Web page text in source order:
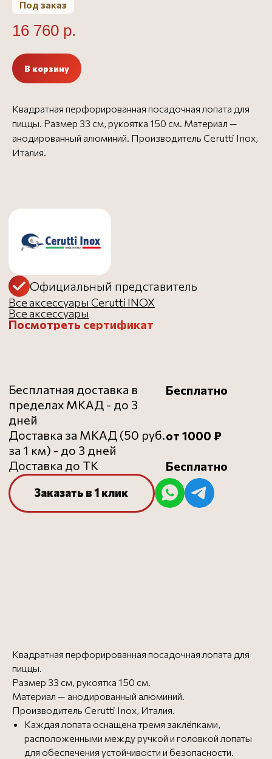
Под заказ
16 760 р.
В корзину
Квадратная перфорированная посадочная лопата для
пиццы. Размер 33 см, рукоятка 150 см. Материал —
анодированный алюминий. Производитель Cerutti Inox,
Италия.
Официальный представитель
Посмотреть сертификат
Бесплатная доставка в
Квадратная перфорированная посадочная лопата для
пиццы.
Размер 33 см, рукоятка 150 см.
Материал — анодированный алюминий.
Производитель Cerutti Inox, Италия.
Каждая лопата оснащена тремя заклёпками,
расположенными между ручкой и головкой лопаты
для обеспечения устойчивости и безопасности.